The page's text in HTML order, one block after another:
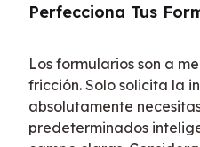
Perfecciona Tus
Los formularios son a
fricción. Solo solicita la
absolutamente
predeterminados